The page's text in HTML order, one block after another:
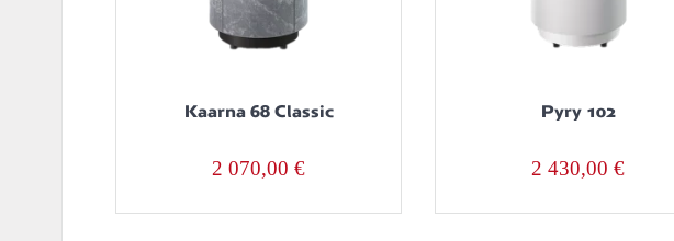
Kaarna 68 Classic
2 070,00 €
Pyry 102
2 430,00 €